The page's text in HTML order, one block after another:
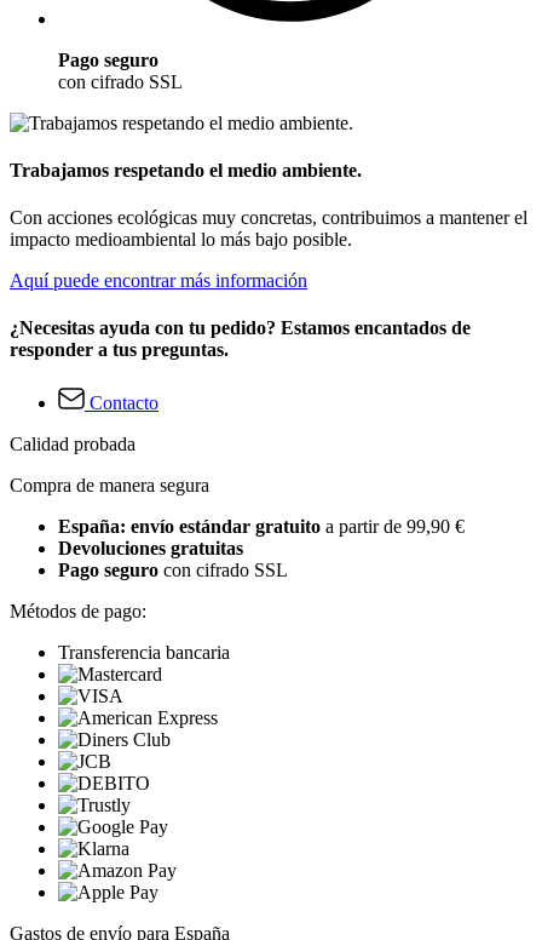
Pago seguro
con cifrado SSL
Trabajamos respetando el medio ambiente.
Con acciones ecológicas muy concretas, contribuimos a mantener el
impacto medioambiental lo más bajo posible.
Aquí puede encontrar más información
¿Necesitas ayuda con tu pedido? Estamos encantados de
responder a tus preguntas.
Contacto
Calidad probada
Compra de manera segura
España: envío estándar gratuito a partir de 99,90 €
Devoluciones gratuitas
Pago seguro con cifrado SSL
Métodos de pago:
Transferencia bancaria
Gastos de envío para España